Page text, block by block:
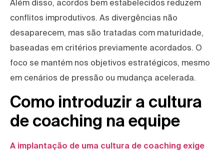
Além disso, acordos bem estabelecidos reduzem
conflitos improdutivos. As divergências não
desaparecem, mas são tratadas com maturidade,
baseadas em critérios previamente acordados. O
foco se mantém nos objetivos estratégicos, mesmo
em cenários de pressão ou mudança acelerada.
Como introduzir a cultura
de coaching na equipe
A implantação de uma cultura de coaching exige